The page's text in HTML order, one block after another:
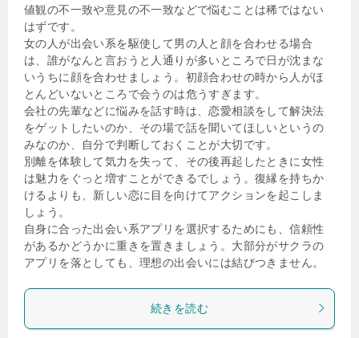
値観の不一致や意見の不一致などで悩むことは稀ではない
はずです。
女の人が出会い系を駆使して男の人と顔を合わせる場合
は、誰がなんと言おうと人通りが多いところで日が沈まな
いうちに顔を合わせましょう。初顔合わせの時から人がほ
とんどいないところで会うのは危うすぎます。
会社の先輩などに悩みを話す時は、恋愛相談をして解決法
をゲットしたいのか、その場で話を聞いてほしいというの
みなのか、自分で判断しておくことが大切です。
別離を体験して気力を失って、その後再起したときに女性
は魅力をぐっと増すことができるでしょう。復縁を持ちか
けるよりも、新しい恋に目を向けてアクションを起こしま
しょう。
自身に合った出会い系アプリを選択するためにも、信頼性
があるかどうかに重きを置きましょう。大部分がサクラの
アプリを落としても、理想の出会いには結びつきません。
続きを読む